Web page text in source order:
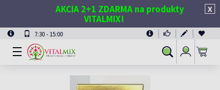
X
AKCIA 2+1 ZDARMA na produkty
VITALMIX!
7:30 - 15:00
Vyhľadávanie
Prihlásiť
sa